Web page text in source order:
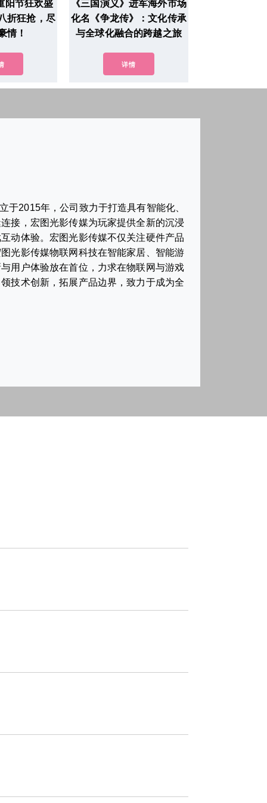
阳节狂欢盛
折狂抢，尽
情！
《三国演义》进军海外市场
化名《争龙传》：文化传承
与全球化融合的跨越之旅
详情
2015年，公司致力于打造具有智能化、
接，宏图光影传媒为玩家提供全新的沉浸
动体验。宏图光影传媒不仅关注硬件产品
光影传媒物联网科技在智能家居、智能游
用户体验放在首位，力求在物联网与游戏
技术创新，拓展产品边界，致力于成为全